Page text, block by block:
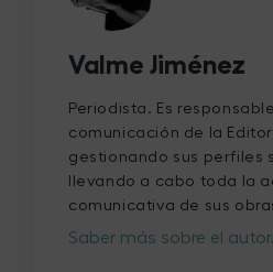
Valme Jiménez
Periodista. Es
comunicación de la
gestionando sus perfiles
llevando a cabo toda la
comunicativa de sus
Saber más sobre el